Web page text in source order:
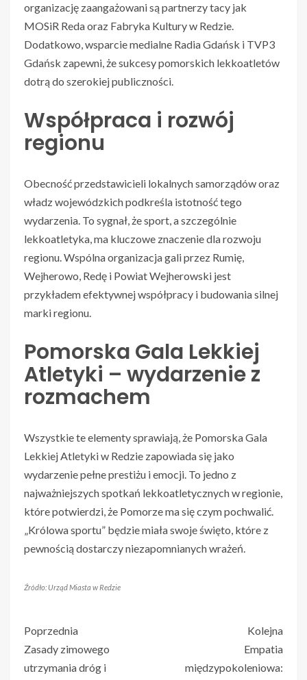
organizację zaangażowani są partnerzy tacy jak
MOSiR Reda oraz Fabryka Kultury w Redzie.
Dodatkowo, wsparcie medialne Radia Gdańsk i TVP3
Gdańsk zapewni, że sukcesy pomorskich lekkoatletów
dotrą do szerokiej publiczności.
Współpraca i rozwój
regionu
Obecność przedstawicieli lokalnych samorządów oraz
władz wojewódzkich podkreśla istotność tego
wydarzenia. To sygnał, że sport, a szczególnie
lekkoatletyka, ma kluczowe znaczenie dla rozwoju
regionu. Wspólna organizacja gali przez Rumię,
Wejherowo, Redę i Powiat Wejherowski jest
przykładem efektywnej współpracy i budowania silnej
marki regionu.
Pomorska Gala Lekkiej
Atletyki – wydarzenie z
rozmachem
Wszystkie te elementy sprawiają, że Pomorska Gala
Lekkiej Atletyki w Redzie zapowiada się jako
wydarzenie pełne prestiżu i emocji. To jedno z
najważniejszych spotkań lekkoatletycznych w regionie,
które potwierdzi, że Pomorze ma się czym pochwalić.
„Królowa sportu” będzie miała swoje święto, które z
pewnością dostarczy niezapomnianych wrażeń.
Źródło: Urząd Miasta w Redzie
Poprzednia
Zasady zimowego
utrzymania dróg i
Kolejna
Empatia
międzypokoleniowa: